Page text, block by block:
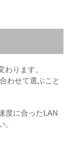
ります。
わせて選ぶこと
度に合ったLAN
。